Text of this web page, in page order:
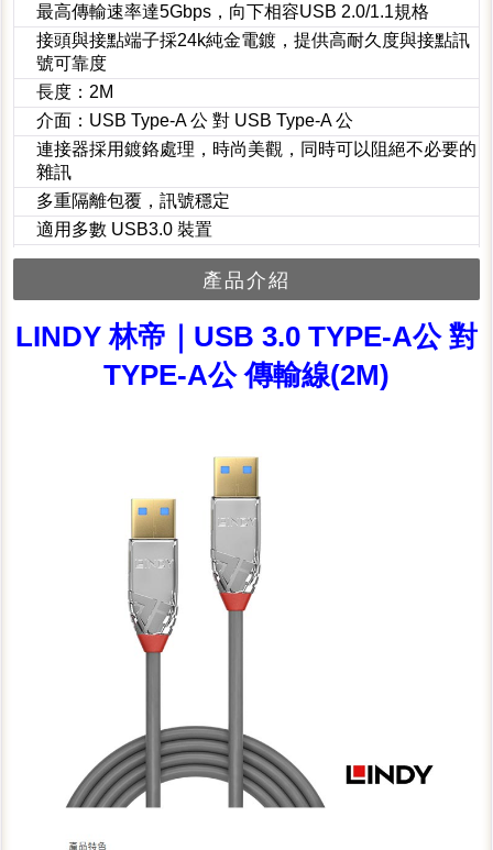
最高傳輸速率達5Gbps，向下相容USB 2.0/1.1規格
接頭與接點端子採24k純金電鍍，提供高耐久度與接點訊
號可靠度
長度：2M
介面：USB Type-A 公 對 USB Type-A 公
連接器採用鍍鉻處理，時尚美觀，同時可以阻絕不必要的
雜訊
多重隔離包覆，訊號穩定
適用多數 USB3.0 裝置
產品介紹
LINDY 林帝｜USB 3.0 TYPE-A公 對
TYPE-A公 傳輸線(2M)